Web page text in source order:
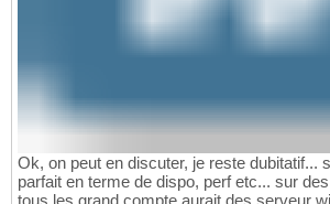
Ok, on peut en discuter, je reste dubitatif...
parfait en terme de dispo, perf etc... sur